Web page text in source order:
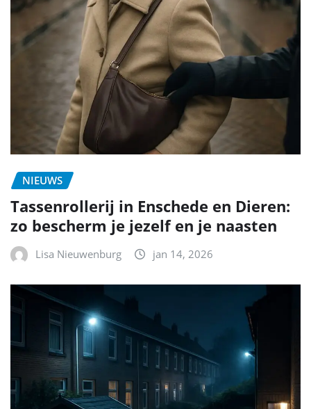
NIEUWS
Tassenrollerij in Enschede en Dieren:
zo bescherm je jezelf en je naasten
Lisa Nieuwenburg jan 14, 2026